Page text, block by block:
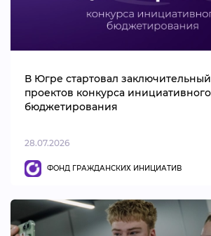
В Югре стартовал
проектов конкурса инициативного
бюджетирования
28.07.2026
ФОНД ГРАЖДАНСКИХ ИНИЦИАТИВ